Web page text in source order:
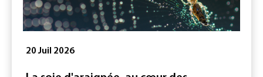
20 Juil 2026